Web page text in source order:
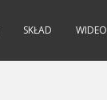
SKŁAD WIDEO